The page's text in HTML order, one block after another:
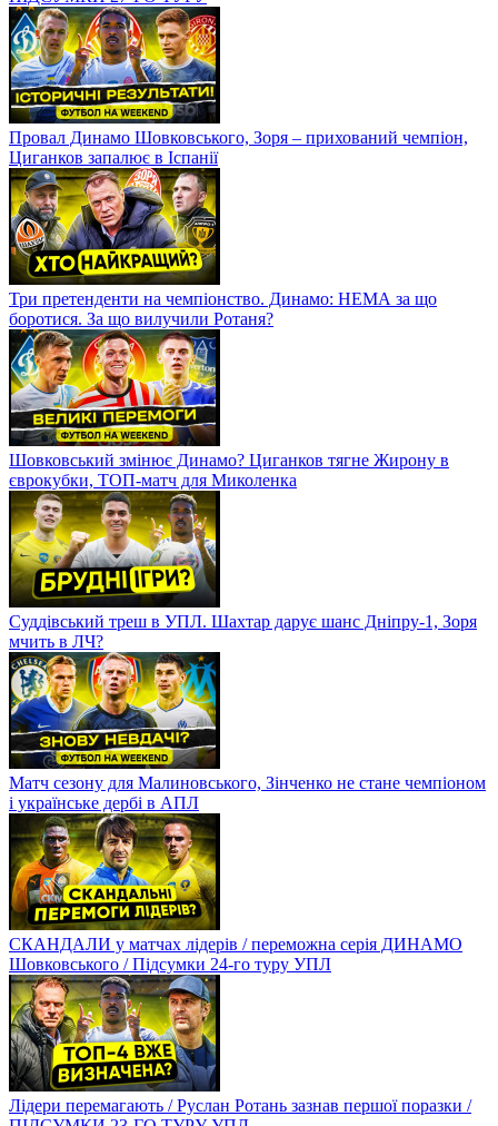
Провал Динамо Шовковського, Зоря – прихований чемпіон,
Циганков запалює в Іспанії
Три претенденти на чемпіонство. Динамо: НЕМА за що
боротися. За що вилучили Ротаня?
Шовковський змінює Динамо? Циганков тягне Жирону в
єврокубки, ТОП-матч для Миколенка
Суддівський треш в УПЛ. Шахтар дарує шанс Дніпру-1, Зоря
мчить в ЛЧ?
Матч сезону для Малиновського, Зінченко не стане чемпіоном
і українське дербі в АПЛ
СКАНДАЛИ у матчах лідерів / переможна серія ДИНАМО
Шовковського / Підсумки 24-го туру УПЛ
Лідери перемагають / Руслан Ротань зазнав першої поразки /